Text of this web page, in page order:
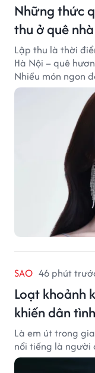
Những thức
thu ở quê
Lập thu là thời
Hà Nội – quê
Nhiều món ngon
hấp dẫn, níu
SAO 46 phút
Loạt khoảnh
khiến dân
Là em út trong
nổi tiếng là người